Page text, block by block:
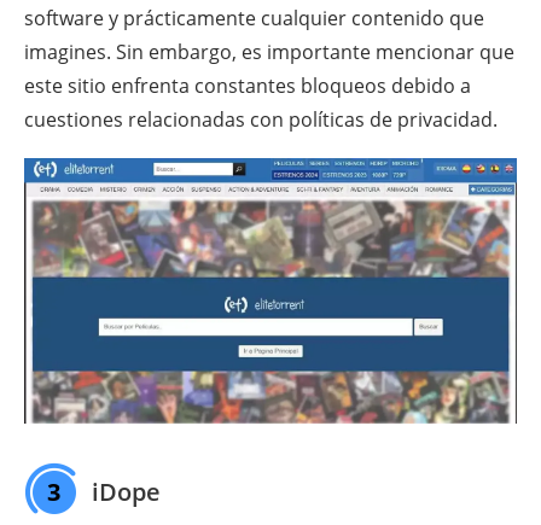
software y prácticamente cualquier contenido que
imagines. Sin embargo, es importante mencionar que
este sitio enfrenta constantes bloqueos debido a
cuestiones relacionadas con políticas de privacidad.
3 iDope